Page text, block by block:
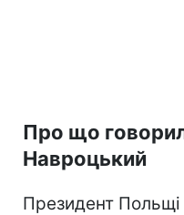
Про що
Навроцький
Президент